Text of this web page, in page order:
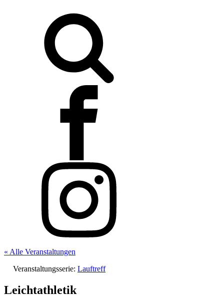
« Alle Veranstaltungen
Veranstaltungsserie: Lauftreff
Leichtathletik